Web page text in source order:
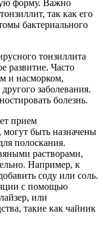
форму. Важно
так как его
бактериального
тонзиллита
развитие. Часто
и насморком,
заболевания.
болезнь.
прием
быть назначены
полоскания.
растворами,
Например, к
соду или соль.
с помощью
или
такие как чайник